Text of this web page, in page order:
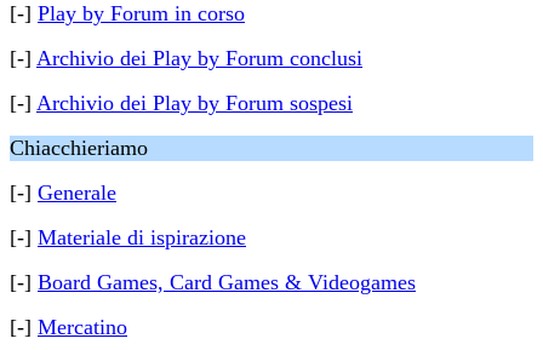
[-] Play by Forum in corso
[-] Archivio dei Play by Forum conclusi
[-] Archivio dei Play by Forum sospesi
Chiacchieriamo
[-] Generale
[-] Materiale di ispirazione
[-] Board Games, Card Games & Videogames
[-] Mercatino